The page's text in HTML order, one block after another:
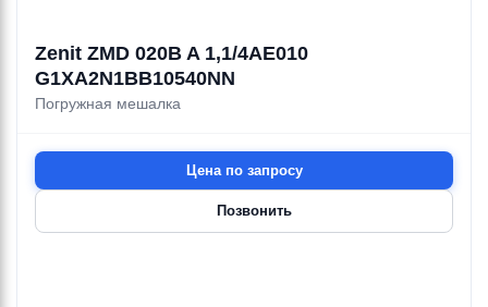
Zenit ZMD 020B A 1,1/4AE010
G1XA2N1BB10540NN
Погружная мешалка
Цена по запросу
Позвонить